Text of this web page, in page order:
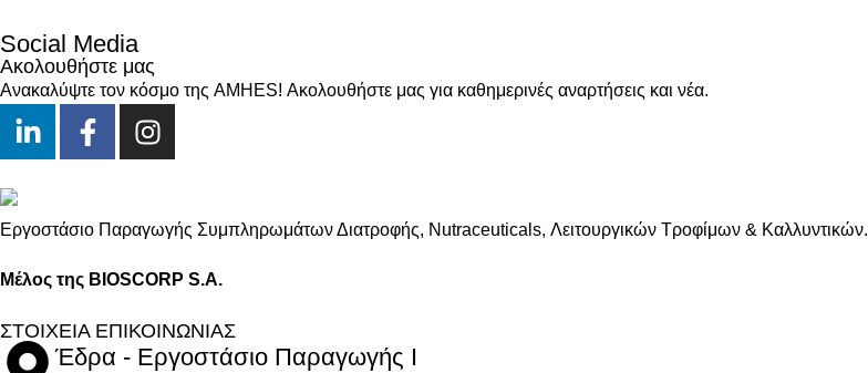
Social Media
Ακολουθήστε μας
Ανακαλύψτε τον κόσμο της AMHES! Ακολουθήστε μας για καθημερινές αναρτήσεις και νέα.
Εργοστάσιο Παραγωγής Συμπληρωμάτων Διατροφής, Νutraceuticals, Λειτουργικών Τροφίμων & Καλλυντικών.
Μέλος της BIOSCORP S.A.
ΣΤΟΙΧΕΙΑ ΕΠΙΚΟΙΝΩΝΙΑΣ
Έδρα - Εργοστάσιο Παραγωγής Ι